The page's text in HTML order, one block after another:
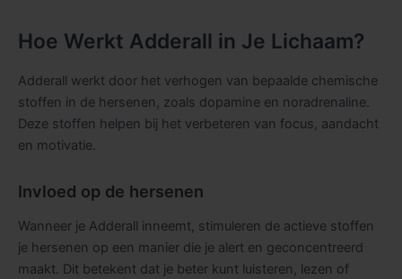
Hoe Werkt Adderall in Je Lichaam?
Adderall werkt door het verhogen van bepaalde chemische
stoffen in de hersenen, zoals dopamine en noradrenaline.
Deze stoffen helpen bij het verbeteren van focus, aandacht
en motivatie.
Invloed op de hersenen
Wanneer je Adderall inneemt, stimuleren de actieve stoffen
je hersenen op een manier die je alert en geconcentreerd
maakt. Dit betekent dat je beter kunt luisteren, lezen of